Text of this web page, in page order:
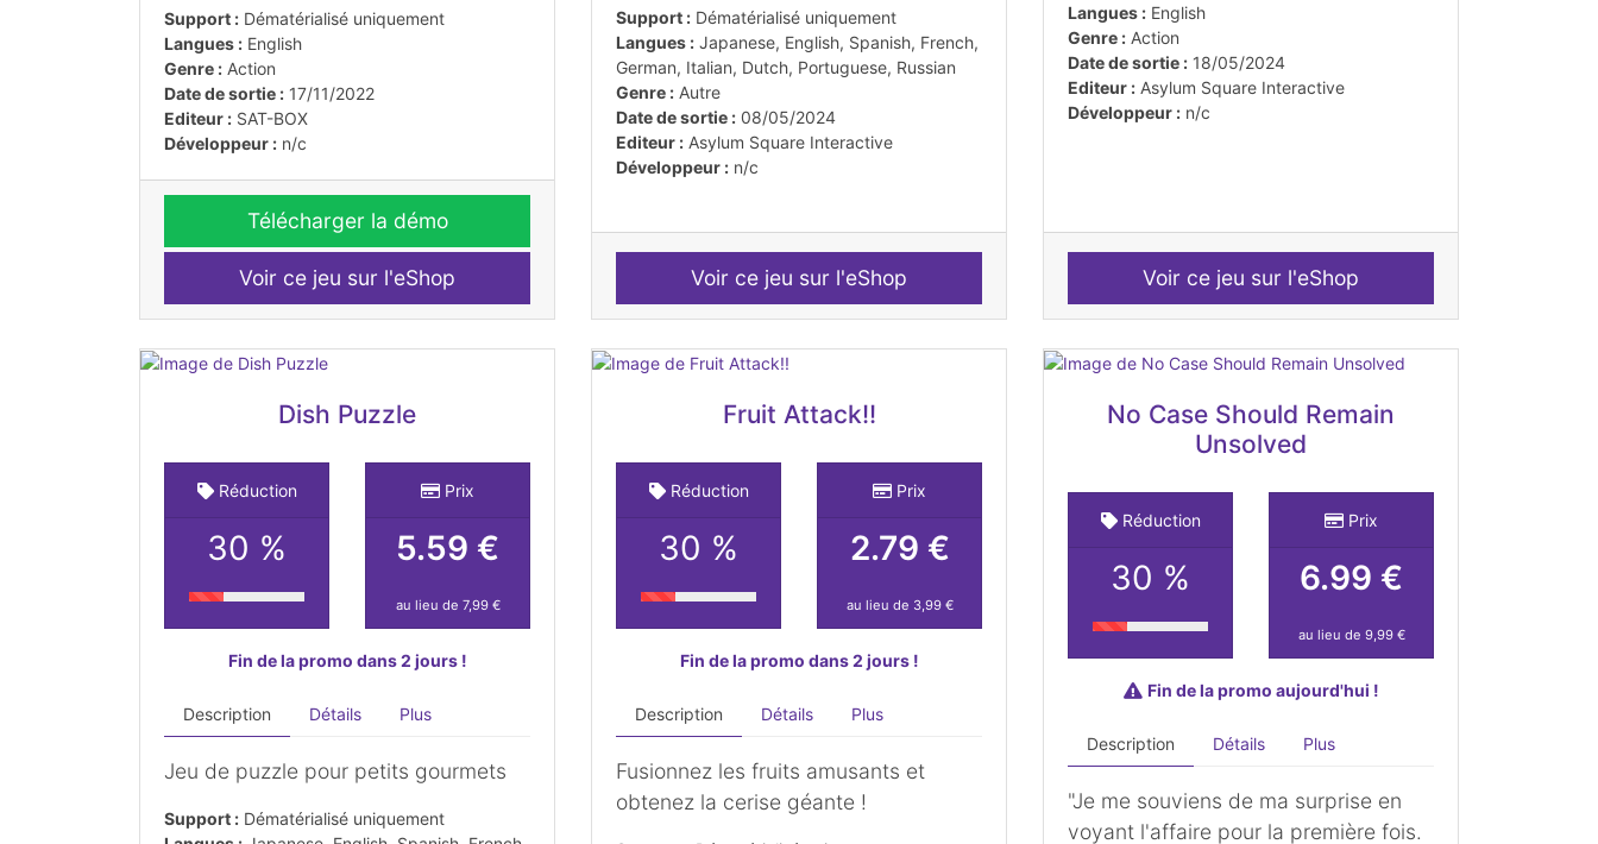
Support : Dématérialisé uniquement
Langues : English
Genre : Action
Date de sortie : 17/11/2022
Editeur : SAT-BOX
Développeur : n/c
Télécharger la démo
Voir ce jeu sur l'eShop
Support : Dématérialisé uniquement
Langues : Japanese, English, Spanish, French,
German, Italian, Dutch, Portuguese, Russian
Genre : Autre
Date de sortie : 08/05/2024
Editeur : Asylum Square Interactive
Développeur : n/c
Voir ce jeu sur l'eShop
Langues : English
Genre : Action
Date de sortie : 18/05/2024
Editeur : Asylum Square Interactive
Développeur : n/c
Voir ce jeu sur l'eShop
Dish Puzzle
Réduction
30 %
Prix
5.59 €
au lieu de 7,99 €
Fin de la promo dans 2 jours !
Description Détails Plus
Jeu de puzzle pour petits gourmets
Support : Dématérialisé uniquement
Fruit Attack!!
Réduction
30 %
Prix
2.79 €
au lieu de 3,99 €
Fin de la promo dans 2 jours !
Description Détails Plus
Fusionnez les fruits amusants et
obtenez la cerise géante !
No Case Should Remain
Unsolved
Réduction
30 %
Prix
6.99 €
au lieu de 9,99 €
Fin de la promo aujourd'hui !
Description Détails Plus
"Je me souviens de ma surprise en
voyant l'affaire pour la première fois.